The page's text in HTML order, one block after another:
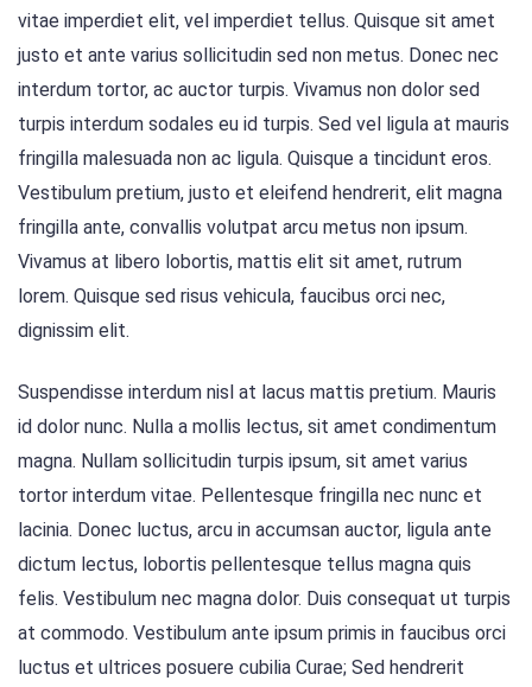
vitae imperdiet elit, vel imperdiet tellus. Quisque sit amet
justo et ante varius sollicitudin sed non metus. Donec nec
interdum tortor, ac auctor turpis. Vivamus non dolor sed
turpis interdum sodales eu id turpis. Sed vel ligula at mauris
fringilla malesuada non ac ligula. Quisque a tincidunt eros.
Vestibulum pretium, justo et eleifend hendrerit, elit magna
fringilla ante, convallis volutpat arcu metus non ipsum.
Vivamus at libero lobortis, mattis elit sit amet, rutrum
lorem. Quisque sed risus vehicula, faucibus orci nec,
dignissim elit.
Suspendisse interdum nisl at lacus mattis pretium. Mauris
id dolor nunc. Nulla a mollis lectus, sit amet condimentum
magna. Nullam sollicitudin turpis ipsum, sit amet varius
tortor interdum vitae. Pellentesque fringilla nec nunc et
lacinia. Donec luctus, arcu in accumsan auctor, ligula ante
dictum lectus, lobortis pellentesque tellus magna quis
felis. Vestibulum nec magna dolor. Duis consequat ut turpis
at commodo. Vestibulum ante ipsum primis in faucibus orci
luctus et ultrices posuere cubilia Curae; Sed hendrerit